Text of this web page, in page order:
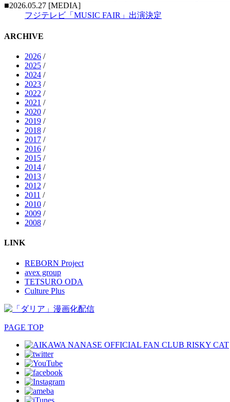
■2026.05.27 [MEDIA]
フジテレビ「MUSIC FAIR」出演決定
ARCHIVE
2026 /
2025 /
2024 /
2023 /
2022 /
2021 /
2020 /
2019 /
2018 /
2017 /
2016 /
2015 /
2014 /
2013 /
2012 /
2011 /
2010 /
2009 /
2008 /
LINK
REBORN Project
avex group
TETSURO ODA
Culture Plus
PAGE TOP